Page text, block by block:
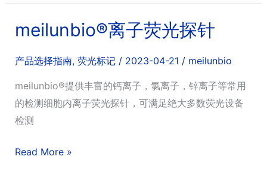
线
态
荧
探
针
meilunbio®离子荧光探针
产品选择指南, 荧光标记/ 2023-04-21 / meilunbio
meilunbio®提供丰富的钙离子，氯离子，锌离子等常用
的检测细胞内离子荧光探针，可满足绝大多数荧光设备
检测
meilunbio®
Read More »